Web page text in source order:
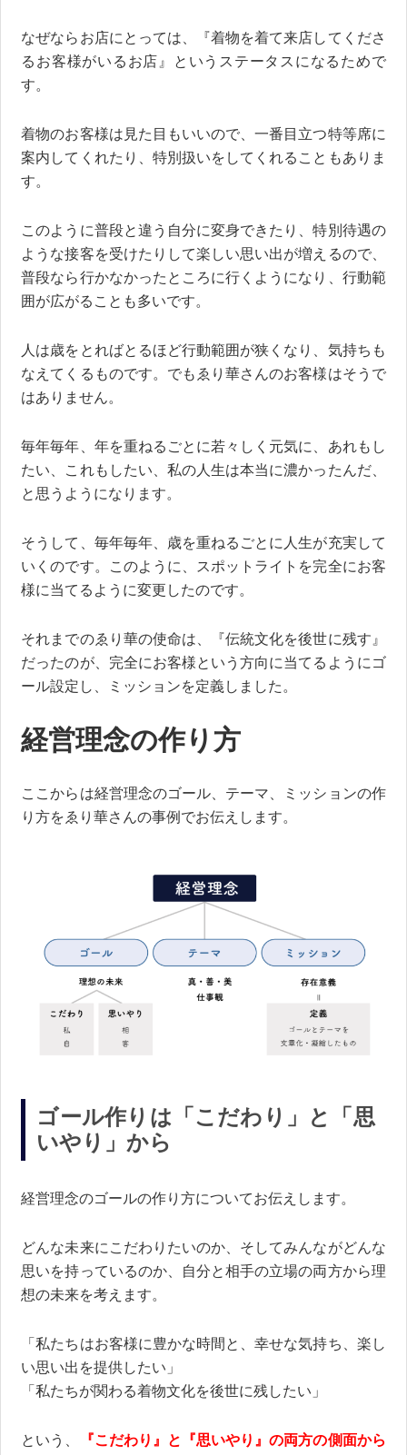
なぜならお店にとっては、『着物を着て来店してくださ
るお客様がいるお店』というステータスになるためで
す。
着物のお客様は見た目もいいので、一番目立つ特等席に
案内してくれたり、特別扱いをしてくれることもありま
す。
このように普段と違う自分に変身できたり、特別待遇の
ような接客を受けたりして楽しい思い出が増えるので、
普段なら行かなかったところに行くようになり、行動範
囲が広がることも多いです。
人は歳をとればとるほど行動範囲が狭くなり、気持ちも
なえてくるものです。でもゑり華さんのお客様はそうで
はありません。
毎年毎年、年を重ねるごとに若々しく元気に、あれもし
たい、これもしたい、私の人生は本当に濃かったんだ、
と思うようになります。
そうして、毎年毎年、歳を重ねるごとに人生が充実して
いくのです。このように、スポットライトを完全にお客
様に当てるように変更したのです。
それまでのゑり華の使命は、『伝統文化を後世に残す』
だったのが、完全にお客様という方向に当てるようにゴ
ール設定し、ミッションを定義しました。
経営理念の作り方
ここからは経営理念のゴール、テーマ、ミッションの作
り方をゑり華さんの事例でお伝えします。
ゴール作りは「こだわり」と「思
いやり」から
経営理念のゴールの作り方についてお伝えします。
どんな未来にこだわりたいのか、そしてみんながどんな
思いを持っているのか、自分と相手の立場の両方から理
想の未来を考えます。
「私たちはお客様に豊かな時間と、幸せな気持ち、楽し
い思い出を提供したい」
「私たちが関わる着物文化を後世に残したい」
という、
『こだわり』と『思いやり』の両方の側面から